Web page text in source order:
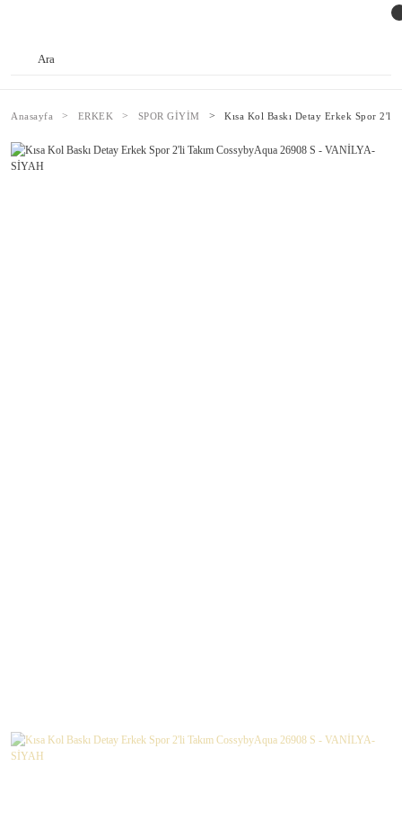
Anasayfa ERKEK SPOR GİYİM Kısa Kol Baskı Detay Erkek Spor 2'li